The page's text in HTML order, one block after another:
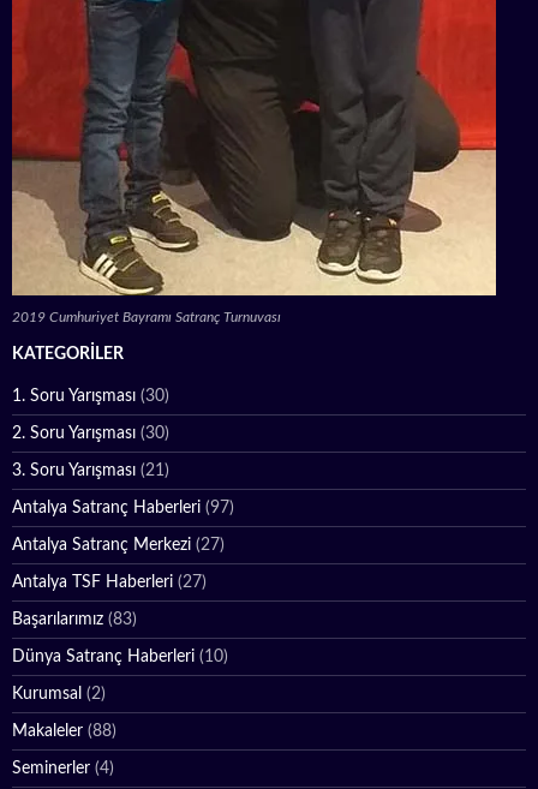
2019 Cumhuriyet Bayramı Satranç Turnuvası
KATEGORILER
1. Soru Yarışması (30)
2. Soru Yarışması (30)
3. Soru Yarışması (21)
Antalya Satranç Haberleri (97)
Antalya Satranç Merkezi (27)
Antalya TSF Haberleri (27)
Başarılarımız (83)
Dünya Satranç Haberleri (10)
Kurumsal (2)
Makaleler (88)
Seminerler (4)